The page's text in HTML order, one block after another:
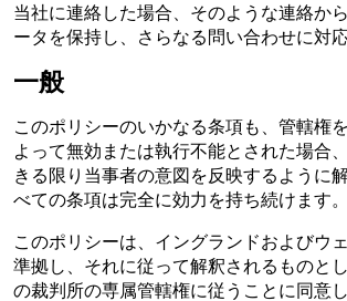
当社に連絡した場合、そのような連絡か
ータを保持し、さらなる問い合わせに対応
一般
このポリシーのいかなる条項も、管轄権
よって無効または執行不能とされた場合
きる限り当事者の意図を反映するように
べての条項は完全に効力を持ち続けます。
このポリシーは、イングランドおよびウ
準拠し、それに従って解釈されるものと
の裁判所の専属管轄権に従うことに同意し